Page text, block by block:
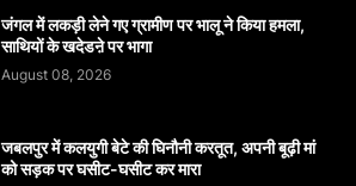
जंगल में लकड़ी लेने गए ग्रामीण पर भालू ने किया हमला,
साथियों के खदेडऩे पर भागा
August 08, 2026
जबलपुर में कलयुगी बेटे की घिनौनी करतूत, अपनी बूढ़ी मां
को सड़क पर घसीट-घसीट कर मारा